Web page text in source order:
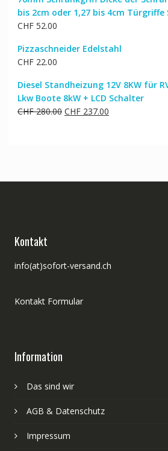
bis 2cm oder 1,27 bis 4cm
CHF52.00
Pizzaschneider Edelstahl
CHF22.00
Diesel Standheizung 12V 8KW für
Lkw Boote 8kW + LCD Schalter
CHF280.00 Ursprünglicher
CHF237.00Aktueller
Kontakt
info(at)sofort-versand.ch
Kontakt Formular
Information
Das sind wir
AGB & Datenschutz
Impressum